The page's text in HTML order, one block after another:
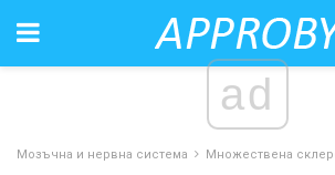
ad
Мозъчна и нервна система Множествена